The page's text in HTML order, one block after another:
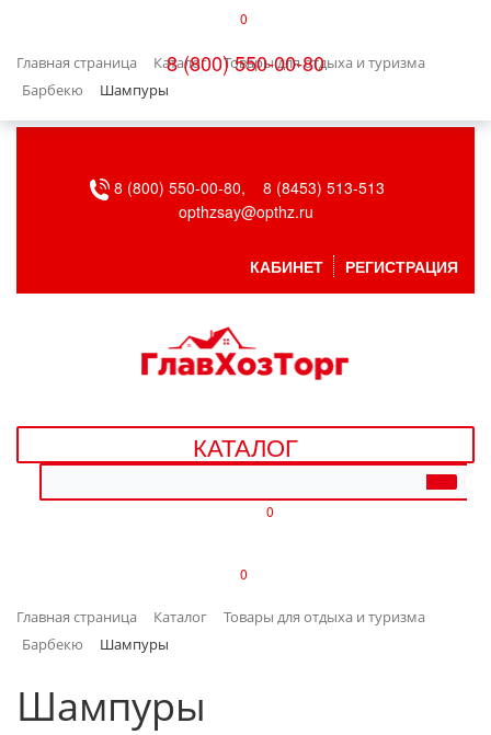
0
8 (800) 550-00-80
Главная страница Каталог
Товары для отдыха и туризма
Барбекю
Шампуры
БЫТОВАЯ ТЕХНИКА
ВЕНТИЛЯЦИЯ
ДАЧА, САД И ОГОРОД
ДЕТСКИЕ ТОВАРЫ
ИНТЕРЬЕР
8 (800) 550-00-80,
8 (8453) 513-513
opthzsay@opthz.ru
КАБИНЕТ РЕГИСТРАЦИЯ
КАТАЛОГ
0
0
Главная страница Каталог
Товары для отдыха и туризма
Барбекю
Шампуры
Шампуры